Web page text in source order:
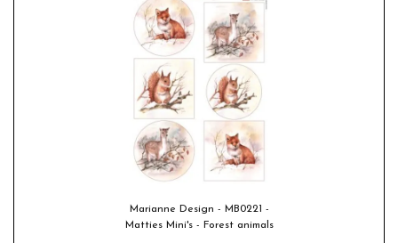
Marianne Design - MB0221 -
Matties Mini's - Forest animals